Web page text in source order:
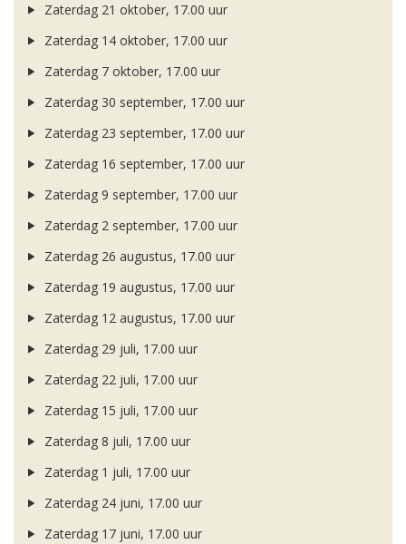
Zaterdag 21 oktober, 17.00 uur
Zaterdag 14 oktober, 17.00 uur
Zaterdag 7 oktober, 17.00 uur
Zaterdag 30 september, 17.00 uur
Zaterdag 23 september, 17.00 uur
Zaterdag 16 september, 17.00 uur
Zaterdag 9 september, 17.00 uur
Zaterdag 2 september, 17.00 uur
Zaterdag 26 augustus, 17.00 uur
Zaterdag 19 augustus, 17.00 uur
Zaterdag 12 augustus, 17.00 uur
Zaterdag 29 juli, 17.00 uur
Zaterdag 22 juli, 17.00 uur
Zaterdag 15 juli, 17.00 uur
Zaterdag 8 juli, 17.00 uur
Zaterdag 1 juli, 17.00 uur
Zaterdag 24 juni, 17.00 uur
Zaterdag 17 juni, 17.00 uur